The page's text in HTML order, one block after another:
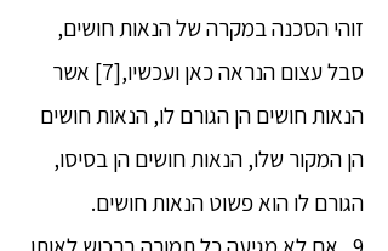
זוהי הסכנה במקרה של הנאות חושים,
סבל עצום הנראה כאן ועכשיו,[7] אשר
הנאות חושים הן הגורם לו, הנאות חושים
הן המקור שלו, הנאות חושים הן בסיסו,
הגורם לו הוא פשוט הנאות חושים.